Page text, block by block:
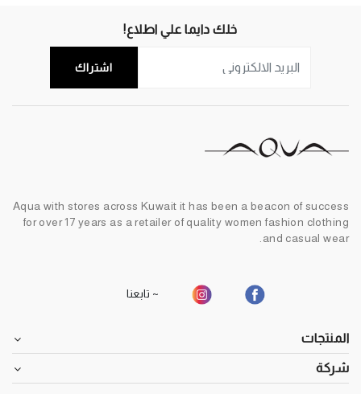
خلك دايما علي اطلاع!
اشتراك
Aqua with stores across Kuwait it has been a beacon of success
for over 17 years as a retailer of quality women fashion clothing
and casual wear.
~ تابعنا
المنتجات
شركة